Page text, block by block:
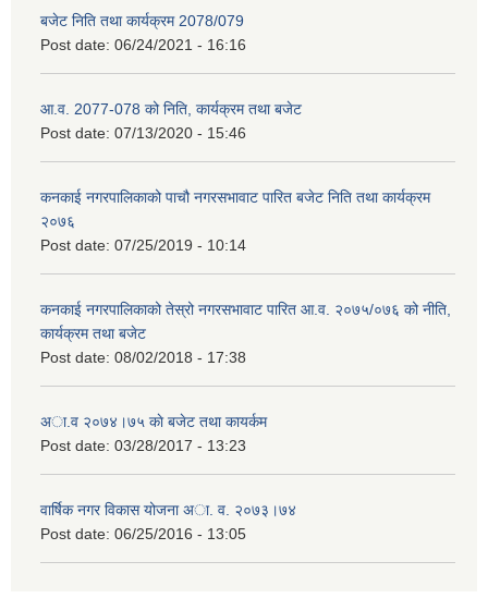
बजेट निति तथा कार्यक्रम 2078/079
Post date: 06/24/2021 - 16:16
आ.व. 2077-078 को निति, कार्यक्रम तथा बजेट
Post date: 07/13/2020 - 15:46
कनकाई नगरपालिकाको पाचौ नगरसभावाट पारित बजेट निति तथा कार्यक्रम
२०७६
Post date: 07/25/2019 - 10:14
कनकाई नगरपालिकाको तेस्रो नगरसभावाट पारित आ.व. २०७५/०७६ को नीति,
कार्यक्रम तथा बजेट
Post date: 08/02/2018 - 17:38
अा.व २०७४।७५ काे बजेट तथा कायर्कम
Post date: 03/28/2017 - 13:23
वार्षिक नगर विकास योजना अा. व. २०७३।७४
Post date: 06/25/2016 - 13:05